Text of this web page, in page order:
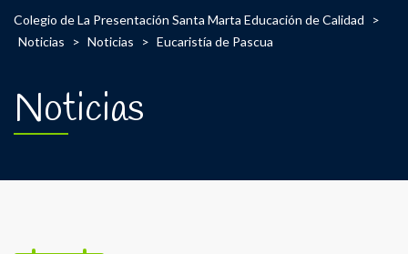
Colegio de La Presentación Santa Marta Educación de Calidad
>
Noticias
> Noticias > Eucaristía de Pascua
Noticias